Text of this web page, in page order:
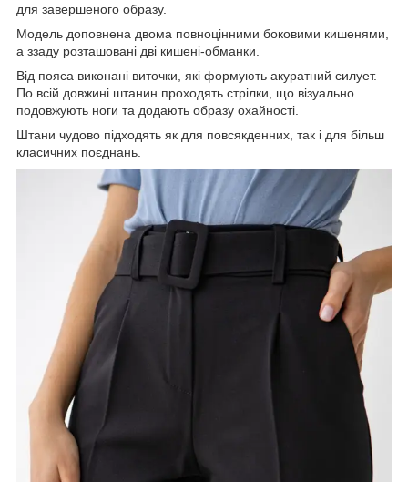
для завершеного образу.
Модель доповнена двома повноцінними боковими кишенями,
а ззаду розташовані дві кишені-обманки.
Від пояса виконані виточки, які формують акуратний силует.
По всій довжині штанин проходять стрілки, що візуально
подовжують ноги та додають образу охайності.
Штани чудово підходять як для повсякденних, так і для більш
класичних поєднань.